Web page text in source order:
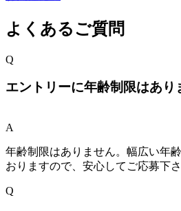
よくあるご質問
Q
エントリーに年齢制限はあり
A
年齢制限はありません。幅広い年
おりますので、安心してご応募下さ
Q